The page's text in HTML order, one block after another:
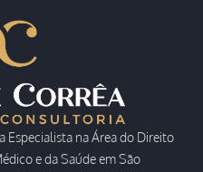
Especialista na Área do Direito
e da Saúde em São